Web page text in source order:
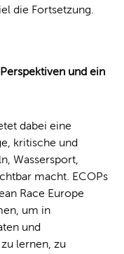
die Fortsetzung.
und ein
dabei eine
kritische und
Wassersport,
macht. ECOPs
Race Europe
um in
und
lernen, zu